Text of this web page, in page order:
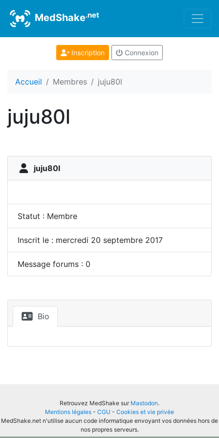
MedShake.net
Inscription Connexion
Accueil Membres juju80l
juju80l
juju80l
Statut : Membre
Inscrit le : mercredi 20 septembre 2017
Message forums : 0
Bio
Retrouvez MedShake sur Mastodon.
Mentions légales - CGU - Cookies et vie privée
MedShake.net n'utilise aucun code informatique envoyant vos données hors de
nos propres serveurs.